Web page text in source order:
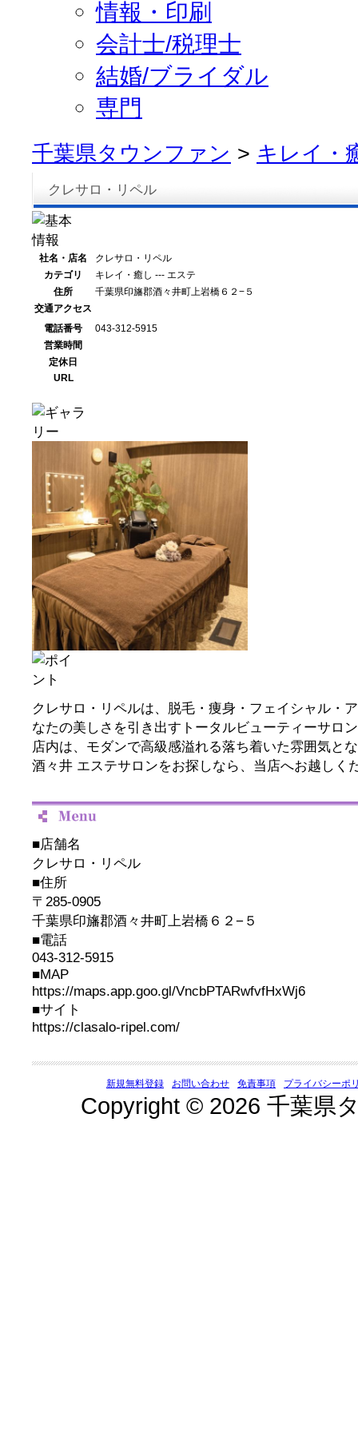
情報・印刷
会計士/税理士
結婚/ブライダル
専門
千葉県タウンファン > キレイ・
クレサロ・リペル
社名・店名
クレサロ・リペル
カテゴリ
キレイ・癒し --- エステ
住所
千葉県印旛郡酒々井町上岩橋６２−５
交通アクセス
電話番号
043-312-5915
営業時間
定休日
URL
クレサロ・リペルは、脱毛・痩身・フェイシャル・
なたの美しさを引き出すトータルビューティーサロ
店内は、モダンで高級感溢れる落ち着いた雰囲気と
酒々井 エステサロンをお探しなら、当店へお越しく
■店舗名
クレサロ・リペル
■住所
〒285-0905
千葉県印旛郡酒々井町上岩橋６２−５
■電話
043-312-5915
■MAP
https://maps.app.goo.gl/VncbPTARwfvfHxWj6
■サイト
https://clasalo-ripel.com/
新規無料登録 お問い合わせ 免責事項 プライバシーポ
Copyright © 2026 千葉県